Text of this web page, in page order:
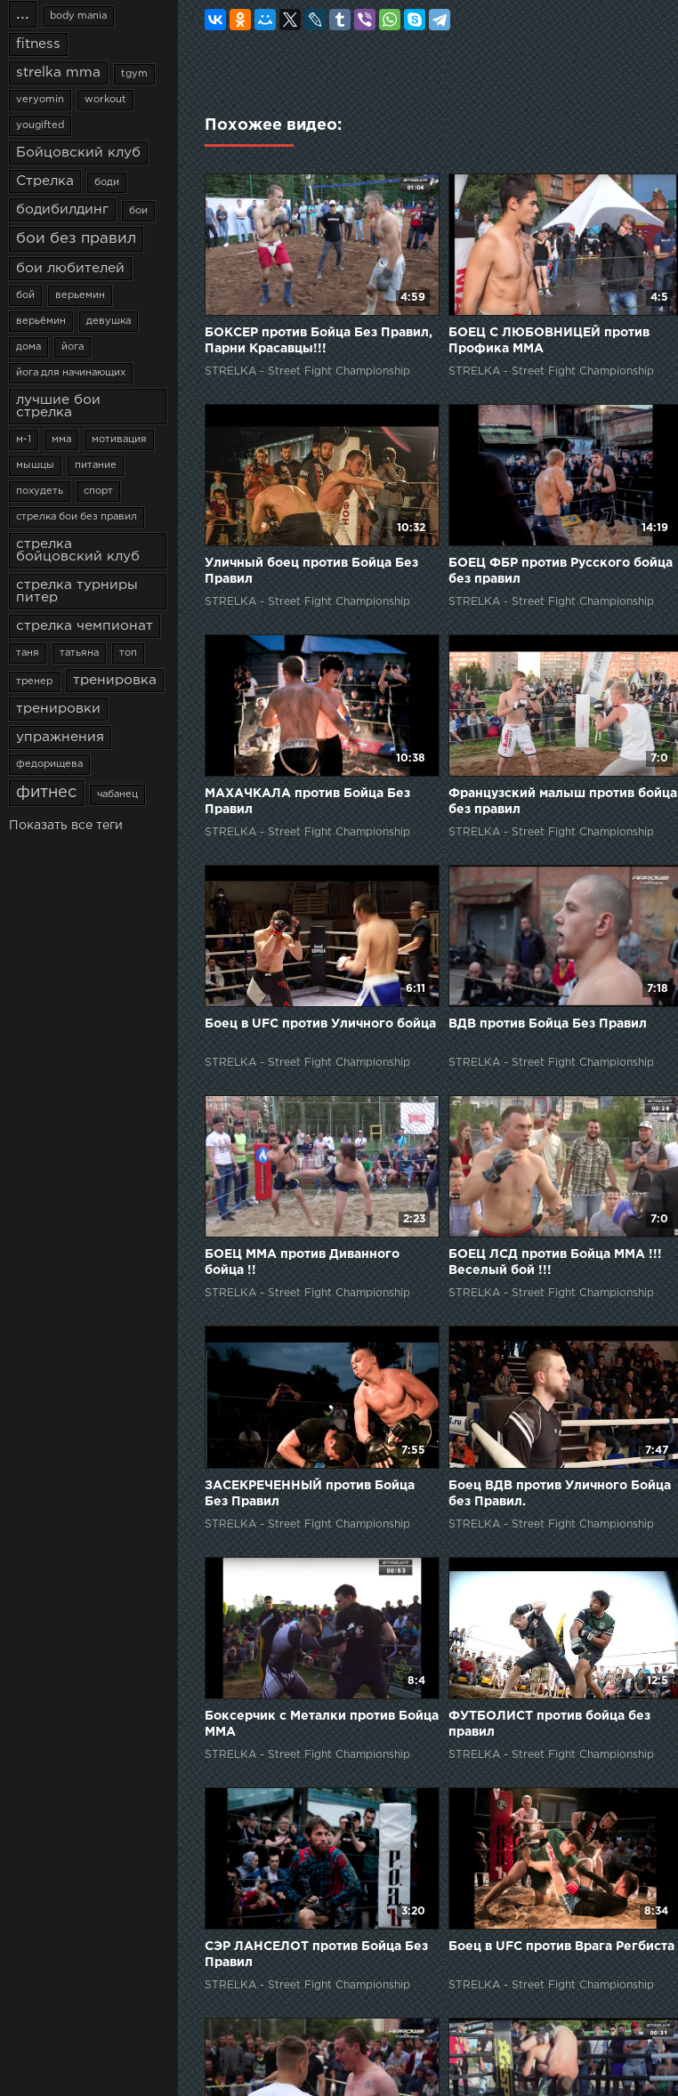
... body mania
fitness
strelka mma tgym
veryomin workout
yougifted
Бойцовский клуб
Стрелка боди
бодибилдинг бои
бои без правил
бои любителей
бой верьемин
верьёмин девушка
дома йога
йога для начинающих
лучшие бои
стрелка
м-1 мма мотивация
мышцы питание
похудеть спорт
стрелка бои без правил
стрелка
бойцовский клуб
стрелка турниры
питер
стрелка чемпионат
таня татьяна топ
тренер тренировка
тренировки
упражнения
федорищева
фитнес чабанец
Показать все теги
Похожее видео:
4:59
БОКСЕР против Бойца Без Правил,
Парни Красавцы!!!
STRELKA - Street Fight Championship
4:5
БОЕЦ С ЛЮБОВНИЦЕЙ против
Профика ММА
STRELKA - Street Fight Championship
10:32
Уличный боец против Бойца Без
Правил
STRELKA - Street Fight Championship
14:19
БОЕЦ ФБР против Русского бойца
без правил
STRELKA - Street Fight Championship
10:38
МАХАЧКАЛА против Бойца Без
Правил
STRELKA - Street Fight Championship
7:0
Французский малыш против бойца
без правил
STRELKA - Street Fight Championship
6:11
Боец в UFC против Уличного бойца
STRELKA - Street Fight Championship
7:18
ВДВ против Бойца Без Правил
STRELKA - Street Fight Championship
2:23
БОЕЦ ММА против Диванного
бойца !!
STRELKA - Street Fight Championship
7:0
БОЕЦ ЛСД против Бойца ММА !!!
Веселый бой !!!
STRELKA - Street Fight Championship
7:55
ЗАСЕКРЕЧЕННЫЙ против Бойца
Без Правил
STRELKA - Street Fight Championship
7:47
Боец ВДВ против Уличного Бойца
без Правил.
STRELKA - Street Fight Championship
8:4
Боксерчик с Металки против Бойца
ММА
STRELKA - Street Fight Championship
12:5
ФУТБОЛИСТ против бойца без
правил
STRELKA - Street Fight Championship
3:20
СЭР ЛАНСЕЛОТ против Бойца Без
Правил
STRELKA - Street Fight Championship
8:34
Боец в UFC против Врага Регбиста
STRELKA - Street Fight Championship